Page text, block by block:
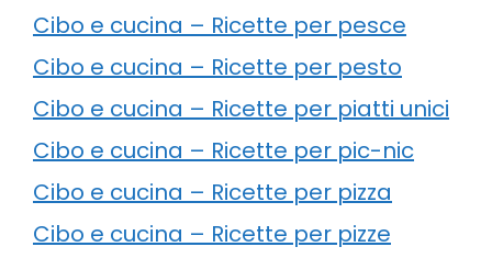
Cibo e cucina – Ricette per pesce
Cibo e cucina – Ricette per pesto
Cibo e cucina – Ricette per piatti unici
Cibo e cucina – Ricette per pic-nic
Cibo e cucina – Ricette per pizza
Cibo e cucina – Ricette per pizze